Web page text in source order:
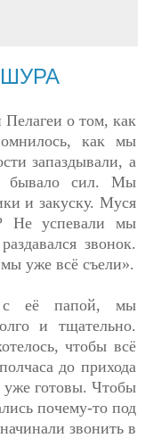
Пелагеи о том, как
как мы
запаздывали, а
бывало сил. Мы
и закуску. Муся
Не успевали мы
звонок.
уже всё съели».
с её папой, мы
и тщательно.
чтобы всё
до прихода
уже готовы. Чтобы
почему-то под
звонить в